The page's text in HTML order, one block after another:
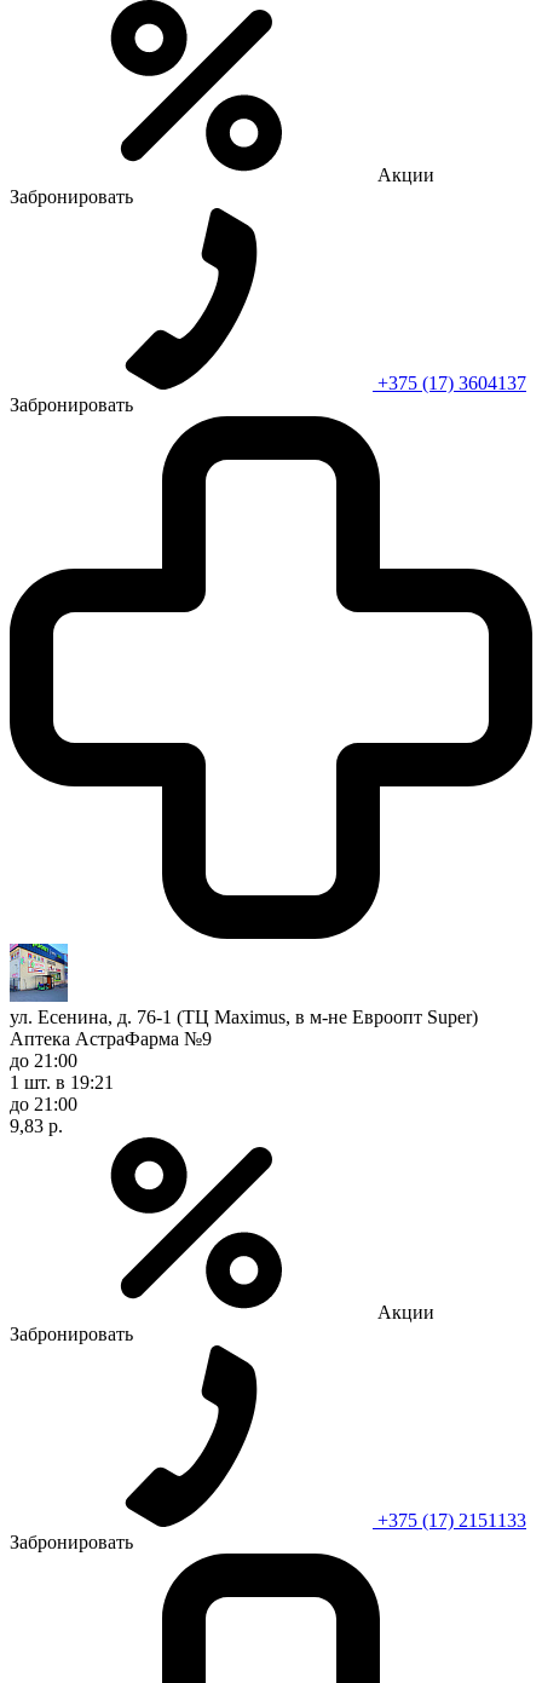
Акции
Забронировать
+375 (17) 3604137
Забронировать
ул. Есенина, д. 76-1 (ТЦ Maximus, в м-не Евроопт Super)
Аптека АстраФарма №9
до 21:00
1 шт. в 19:21
до 21:00
9,83 р.
Акции
Забронировать
+375 (17) 2151133
Забронировать